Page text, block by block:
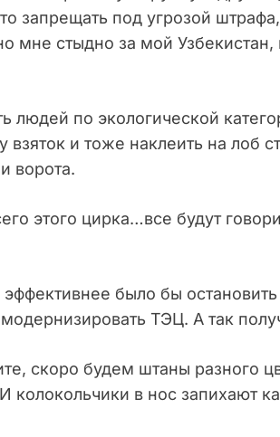
запрещать под угрозой
мне стыдно за мой
людей по экологической
взяток и тоже наклеить на лоб
ворота.
этого цирка…все будут
было бы
ТЭЦ. А так
скоро будем штаны разного
колокольчики в нос запихают